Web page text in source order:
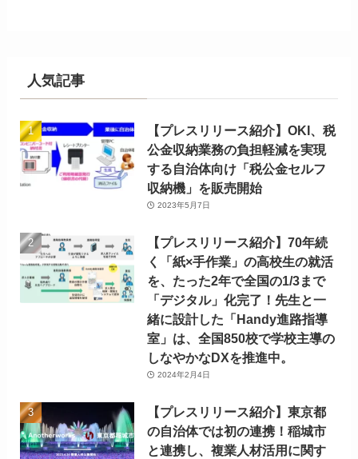
人気記事
【プレスリリース紹介】OKI、税
公金収納業務の負担軽減を実現
する自治体向け「税公金セルフ
収納機」を販売開始
2023年5月7日
【プレスリリース紹介】70年続
く「紙×手作業」の高校生の就活
を、たった2年で全国の1/3まで
「デジタル」化完了！先生と一
緒に設計した「Handy進路指導
室」は、全国850校で学校主導の
しなやかなDXを推進中。
2024年2月4日
【プレスリリース紹介】東京都
の自治体では初の連携！稲城市
と連携し、複業人材活用に関す